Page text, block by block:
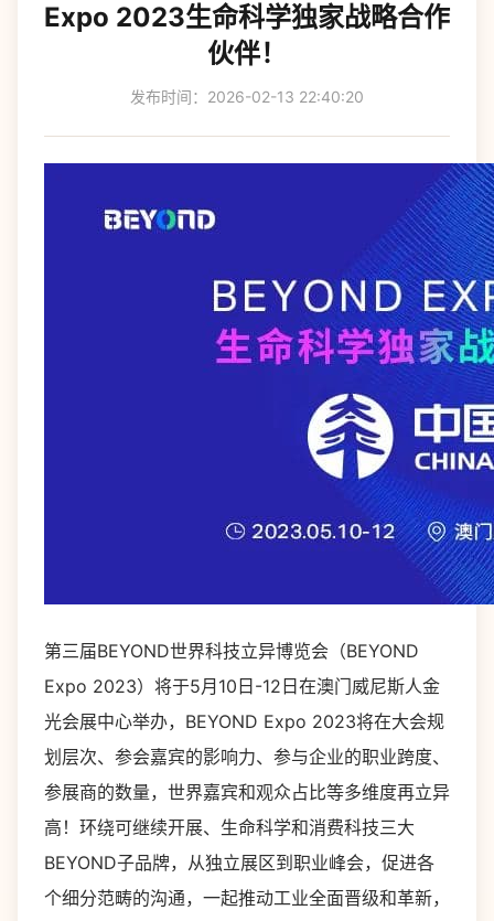
Expo 2023生命科学独家战略合作
伙伴！
发布时间：2026-02-13 22:40:20
第三届BEYOND世界科技立异博览会（BEYOND
Expo 2023）将于5月10日-12日在澳门威尼斯人金
光会展中心举办，BEYOND Expo 2023将在大会规
划层次、参会嘉宾的影响力、参与企业的职业跨度、
参展商的数量，世界嘉宾和观众占比等多维度再立异
高！环绕可继续开展、生命科学和消费科技三大
BEYOND子品牌，从独立展区到职业峰会，促进各
个细分范畴的沟通，一起推动工业全面晋级和革新，